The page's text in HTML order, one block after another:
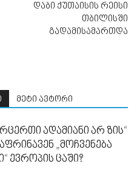
დაბი ქუთაისის რეისი
თბილისში
გადამისამართდა
მეტი ავტორი
ადამიანი არ ზის“
„მოჩვენება
ევროპის ცაში?